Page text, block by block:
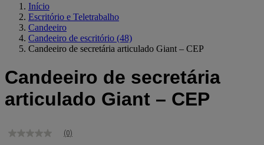
Início
Escritório e Teletrabalho
Candeeiro
Candeeiro de escritório (48)
Candeeiro de secretária articulado Giant – CEP
Candeeiro de secretária
articulado Giant – CEP
Sem
(0)